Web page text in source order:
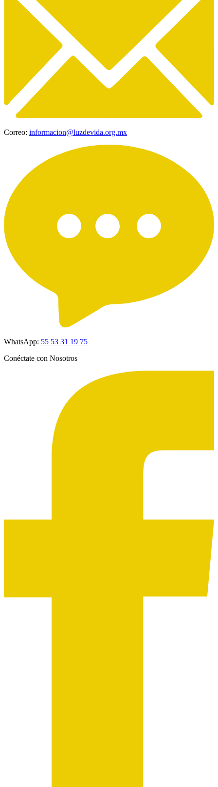
Correo: informacion@luzdevida.org.mx
WhatsApp: 55 53 31 19 75
Conéctate con Nosotros